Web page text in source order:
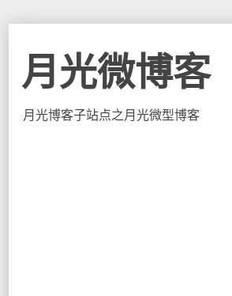
月光微博客
月光博客子站点之月光微型博客